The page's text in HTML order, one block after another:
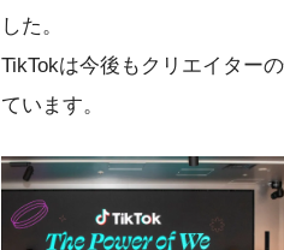
した。
TikTokは今後もクリエイター
ています。